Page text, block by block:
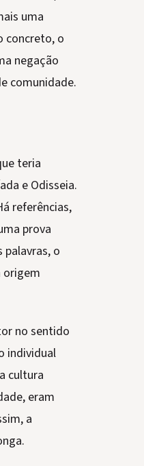
uma
concreto, o
negação
comunidade.
teria
e Odisseia.
referências,
prova
o
origem
no sentido
individual
cultura
eram
a